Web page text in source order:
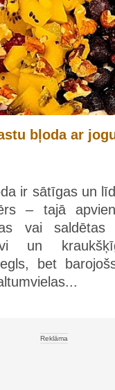
bļoda ar
ir sātīgas un
– tajā
vai
un
bet
Reklāma